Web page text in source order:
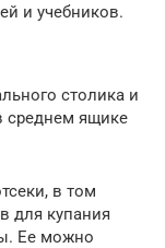
и учебников.
столика и
среднем ящике
в том
для купания
Ее можно